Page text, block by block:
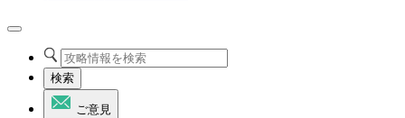
検索
ご意見